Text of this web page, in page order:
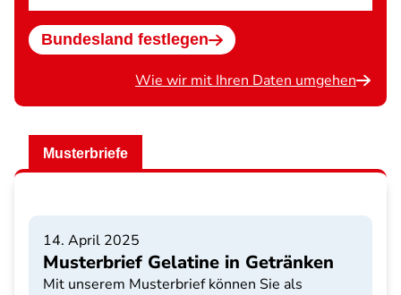
wählen
Bundesland festlegen
Wie wir mit Ihren Daten umgehen
Musterbriefe
14. April 2025
Musterbrief Gelatine in Getränken
Mit unserem Musterbrief können Sie als